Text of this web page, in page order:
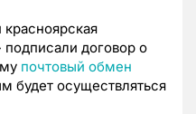
договор о
почтовый обмен
будет осуществляться